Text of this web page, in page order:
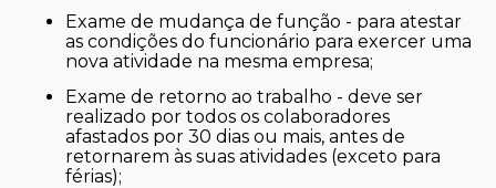
exame de mudança de função - para atestar
as condições do funcionário para exercer uma
nova atividade na mesma empresa;
exame de retorno ao trabalho - deve ser
realizado por todos os colaboradores
afastados por 30 dias ou mais, antes de
retornarem às suas atividades (exceto para
férias);